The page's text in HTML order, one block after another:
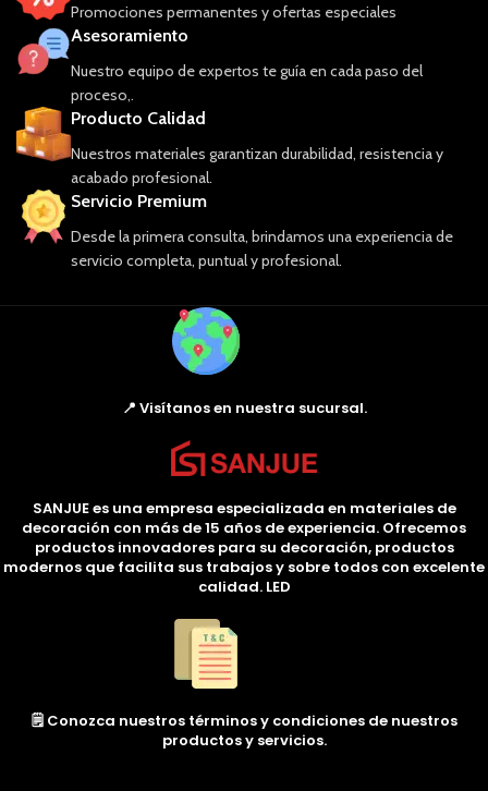
Promociones permanentes y ofertas especiales
Asesoramiento
Nuestro equipo de expertos te guía en cada paso del
proceso,.
Producto Calidad
Nuestros materiales garantizan durabilidad, resistencia y
acabado profesional.
Servicio Premium
Desde la primera consulta, brindamos una experiencia de
servicio completa, puntual y profesional.
📍 Visítanos en nuestra sucursal.
SANJUE es una empresa especializada en materiales de
decoración con más de 15 años de experiencia. Ofrecemos
productos innovadores para su decoración, productos
modernos que facilita sus trabajos y sobre todos con excelente
calidad. LED
🗒️ Conozca nuestros términos y condiciones de nuestros
productos y servicios.